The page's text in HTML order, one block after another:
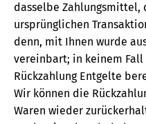
dasselbe Zahlungsmittel,
ursprünglichen
denn, mit Ihnen wurde
vereinbart; in keinem Fall
Rückzahlung Entgelte
Wir können die
Waren wieder